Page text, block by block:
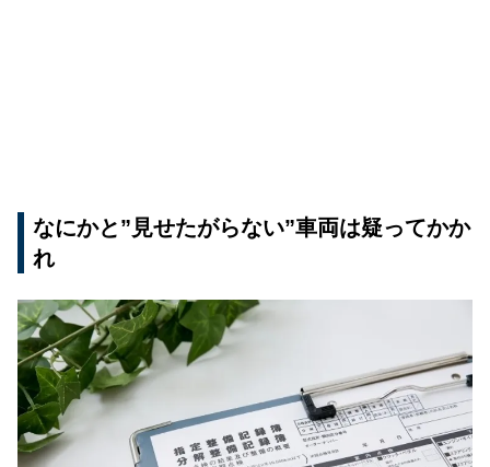
なにかと”見せたがらない”車両は疑ってかか
れ